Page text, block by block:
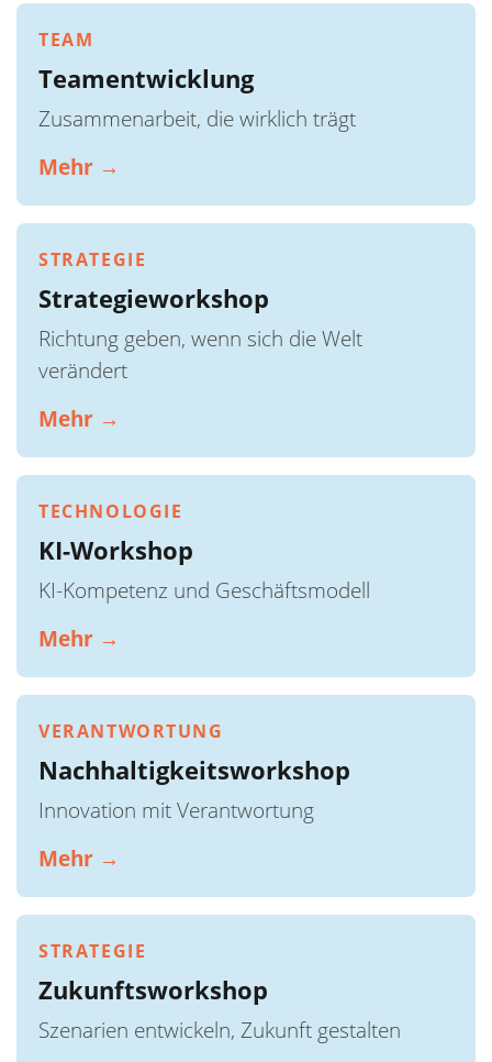
TEAM
Teamentwicklung
Zusammenarbeit, die wirklich trägt
Mehr →
STRATEGIE
Strategieworkshop
Richtung geben, wenn sich die Welt
verändert
Mehr →
TECHNOLOGIE
KI-Workshop
KI-Kompetenz und Geschäftsmodell
Mehr →
VERANTWORTUNG
Nachhaltigkeitsworkshop
Innovation mit Verantwortung
Mehr →
STRATEGIE
Zukunftsworkshop
Szenarien entwickeln, Zukunft gestalten